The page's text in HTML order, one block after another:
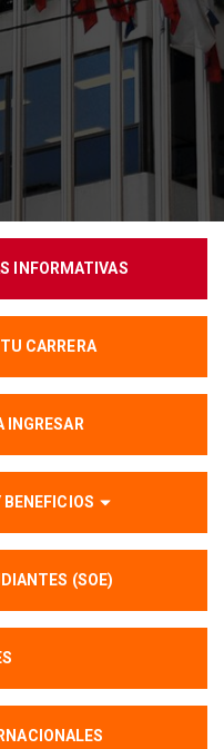
INFORMATIVAS
CARRERA
INGRESAR
(SOE)